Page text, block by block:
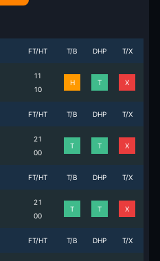
FT/HT T/B DHP T/X
1
1
1
0
H T X
FT/HT T/B DHP T/X
2
0
1
0
T T X
FT/HT T/B DHP T/X
2
0
1
0
T T X
FT/HT T/B DHP T/X